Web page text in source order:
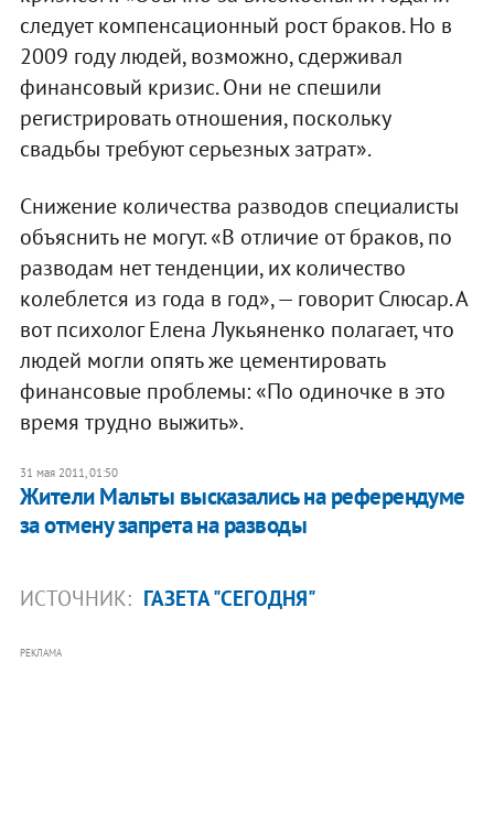
следует компенсационный рост браков. Но в
2009 году людей, возможно, сдерживал
финансовый кризис. Они не спешили
регистрировать отношения, поскольку
свадьбы требуют серьезных затрат».
Снижение количества разводов специалисты
объяснить не могут. «В отличие от браков, по
разводам нет тенденции, их количество
колеблется из года в год», — говорит Слюсар. А
вот психолог Елена Лукьяненко полагает, что
людей могли опять же цементировать
финансовые проблемы: «По одиночке в это
время трудно выжить».
31 мая 2011, 01:50
Жители Мальты высказались на референдуме
за отмену запрета на разводы
ИСТОЧНИК: ГАЗЕТА "СЕГОДНЯ"
РЕКЛАМА